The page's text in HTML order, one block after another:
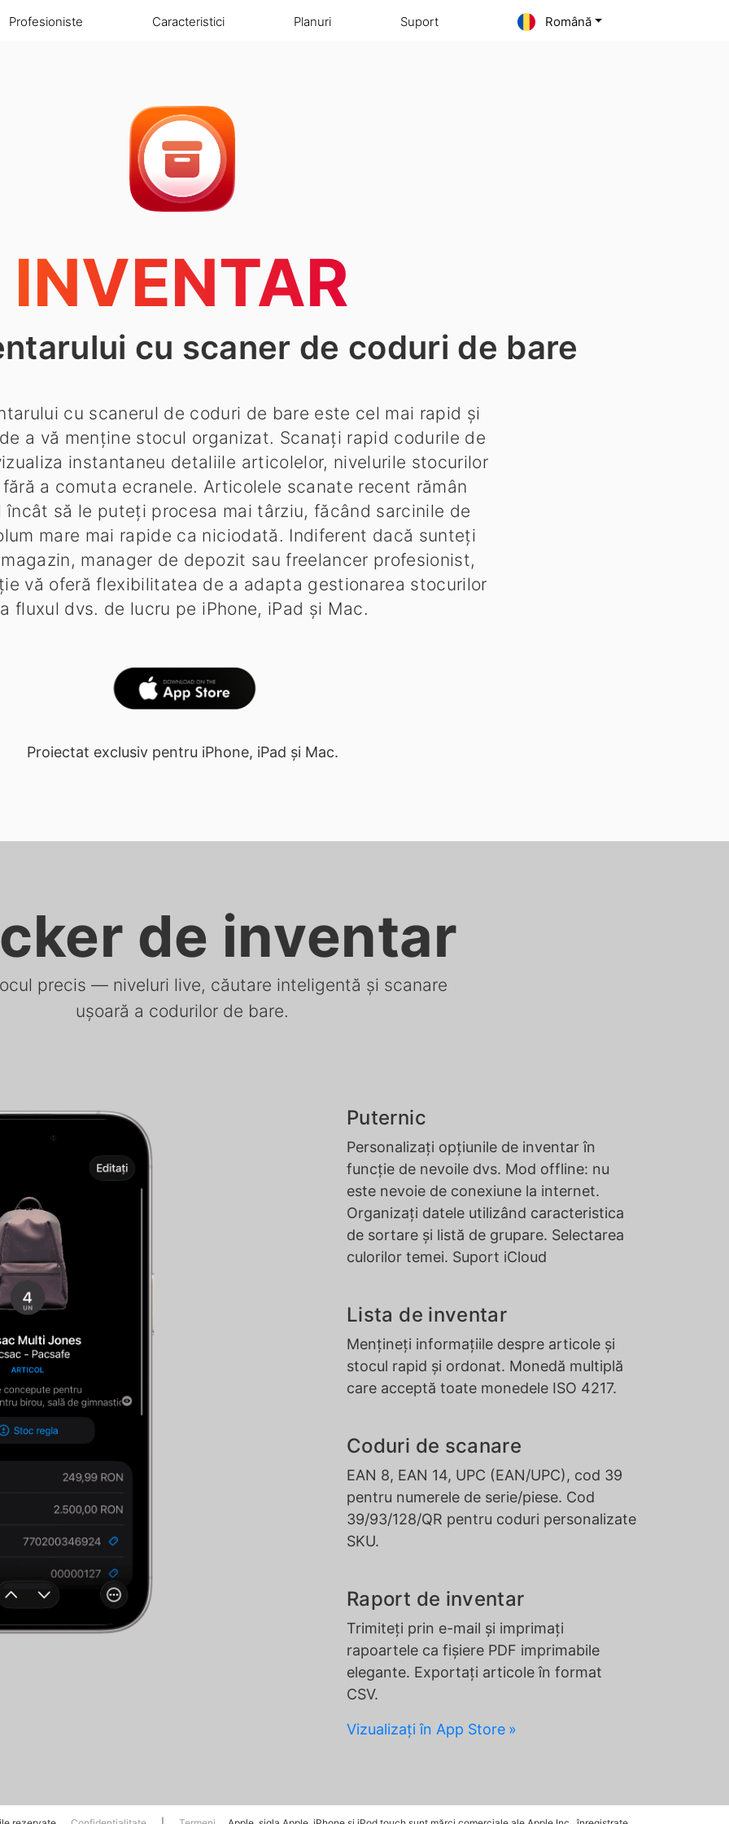
Profesioniste Caracteristici Planuri Suport Română
INVENTAR
cu scaner de coduri de bare
cu scanerul de coduri de bare este cel mai rapid și
a vă menține stocul organizat. Scanați rapid codurile de
instantaneu detaliile articolelor, nivelurile stocurilor
a comuta ecranele. Articolele scanate recent rămân
să le puteți procesa mai târziu, făcând sarcinile de
mare mai rapide ca niciodată. Indiferent dacă sunteți
manager de depozit sau freelancer profesionist,
vă oferă flexibilitatea de a adapta gestionarea stocurilor
fluxul dvs. de lucru pe iPhone, iPad și Mac.
Proiectat exclusiv pentru iPhone, iPad și Mac.
de inventar
precis — niveluri live, căutare inteligentă și scanare
ușoară a codurilor de bare.
Puternic
Personalizați opțiunile de inventar în
funcție de nevoile dvs. Mod offline: nu
este nevoie de conexiune la internet.
Organizați datele utilizând caracteristica
de sortare și listă de grupare. Selectarea
culorilor temei. Suport iCloud
Lista de inventar
Mențineți informațiile despre articole și
stocul rapid și ordonat. Monedă multiplă
care acceptă toate monedele ISO 4217.
Coduri de scanare
EAN 8, EAN 14, UPC (EAN/UPC), cod 39
pentru numerele de serie/piese. Cod
39/93/128/QR pentru coduri personalizate
SKU.
Raport de inventar
Trimiteți prin e-mail și imprimați
rapoartele ca fișiere PDF imprimabile
elegante. Exportați articole în format
CSV.
Vizualizați în App Store